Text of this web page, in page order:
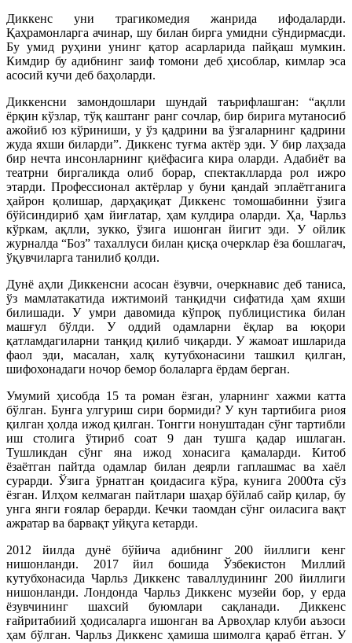
Диккенс уни трагикомедия жанрида ифодаларди.
Қаҳрамонларга ачинар, шу билан бирга умидни сўндирмасди.
Бу умид руҳини унинг қатор асарларида пайқаш мумкин.
Кимдир бу адибнинг заиф томони деб ҳисоблар, кимлар эса
асосий кучи деб баҳоларди.
Диккенсни замондошлари шундай таърифлашган: “ақлли
ёрқин кўзлар, тўқ каштанг ранг сочлар, бир бирига мутаносиб
ажойиб юз кўриниши, у ўз қадрини ва ўзгаларнинг қадрини
жуда яхши биларди”. Диккенс туғма актёр эди. У бир лаҳзада
бир нечта инсонларнинг қиёфасига кира оларди. Адабиёт ва
театрни биргаликда олиб борар, спектаклларда рол ижро
этарди. Профессионал актёрлар у буни қандай эплаётганига
ҳайрон қолишар, дарҳақиқат Диккенс томошабинни ўзига
бўйсиндириб ҳам йиғлатар, ҳам кулдира оларди. Ҳа, Чарльз
кўркам, ақлли, зукко, ўзига ишонган йигит эди. У ойлик
журналда “Боз” тахаллуси билан қисқа очерклар ёза бошлагач,
ўқувчиларга танилиб қолди.
Дунё аҳли Диккенсни асосан ёзувчи, очеркнавис деб таниса,
ўз мамлатакатида ижтимоий танқидчи сифатида ҳам яхши
билишади. У умри давомида кўпроқ публицистика билан
машғул бўлди. У оддий одамларни ёқлар ва юқори
қатламдагиларни танқид қилиб чиқарди. У жамоат ишларида
фаол эди, масалан, халқ кутубхонасини ташкил қилган,
шифохонадаги ночор бемор болаларга ёрдам берган.
Умумий ҳисобда 15 та роман ёзган, уларнинг хажми катта
бўлган. Бунга улгуриш сири бормиди? У кун тартибига риоя
қилган ҳолда ижод қилган. Тонгги нонуштадан сўнг тартибли
иш столига ўтириб соат 9 дан тушга қадар ишлаган.
Тушликдан сўнг яна ижод хонасига қамаларди. Китоб
ёзаётган пайтда одамлар билан деярли гаплашмас ва хаёл
сурарди. Ўзига ўрнатган қоидасига кўра, кунига 2000та сўз
ёзган. Илҳом келмаган пайтлари шаҳар бўйлаб сайр қилар, бу
унга янги ғоялар берарди. Кечки таомдан сўнг оиласига вақт
ажратар ва барвақт уйқуга кетарди.
2012 йилда дунё бўйича адибнинг 200 йиллиги кенг
нишонланди. 2017 йил бошида Ўзбекистон Миллий
кутубхонасида Чарльз Диккенс таваллудининг 200 йиллиги
нишонланди. Лондонда Чарльз Диккенс музейи бор, у ерда
ёзувчининг шахсий буюмлари сақланади. Диккенс
ғайритабиий ҳодисаларга ишонган ва Арвоҳлар клуби аъзоси
ҳам бўлган. Чарльз Диккенс ҳамиша шимолга қараб ётган. У